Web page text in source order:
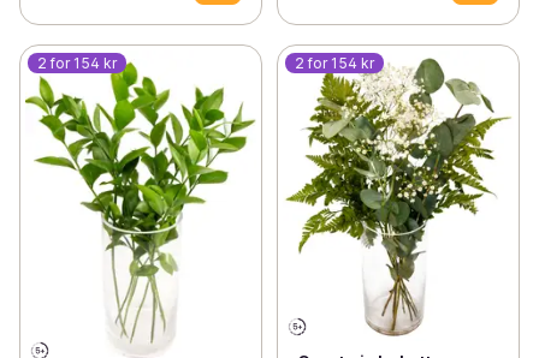
2 for 154 kr 2 for 154 kr